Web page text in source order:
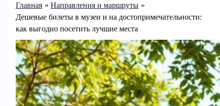
Главная
Направления и маршруты
Дешевые билеты в музеи и на достопримечательности:
как выгодно посетить лучшие места